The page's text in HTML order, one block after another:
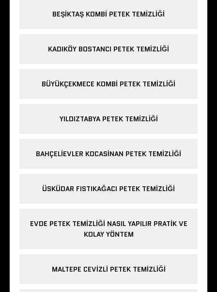
BEŞIKTAŞ KOMBI PETEK TEMIZLIĞI
KADIKÖY BOSTANCI PETEK TEMIZLIĞI
BÜYÜKÇEKMECE KOMBI PETEK TEMIZLIĞI
YILDIZTABYA PETEK TEMIZLIĞI
BAHÇELIEVLER KOCASINAN PETEK TEMIZLIĞI
ÜSKÜDAR FISTIKAĞACI PETEK TEMIZLIĞI
EVDE PETEK TEMIZLIĞI NASIL YAPILIR PRATIK VE
KOLAY YÖNTEM
MALTEPE CEVIZLI PETEK TEMIZLIĞI